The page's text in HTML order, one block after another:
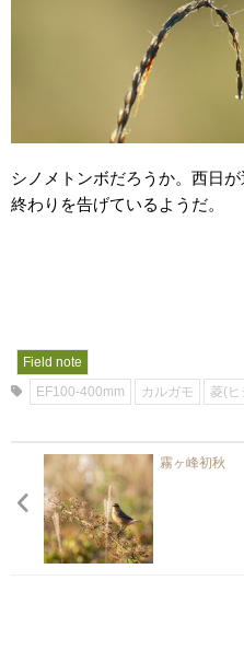
シノメトンボだろうか。西日
終わりを告げているようだ。
Field note
EF100-400mm
カルガモ 菱(ヒ
霧ヶ峰初秋